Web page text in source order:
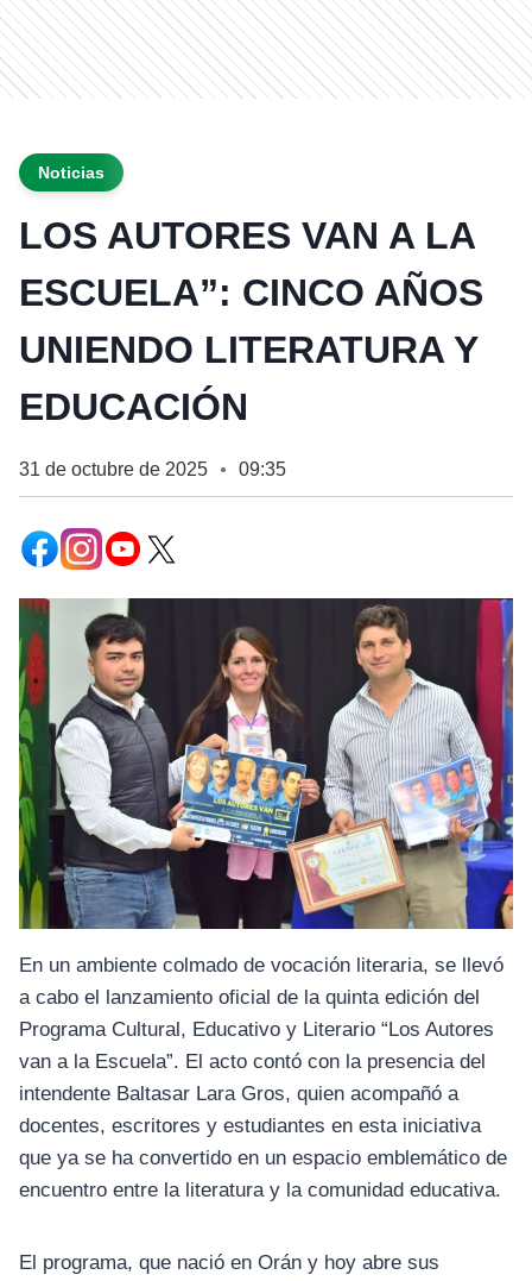
Noticias
LOS AUTORES VAN A LA
ESCUELA”: CINCO AÑOS
UNIENDO LITERATURA Y
EDUCACIÓN
31 de octubre de 2025 ● 09:35
En un ambiente colmado de vocación literaria, se llevó
a cabo el lanzamiento oficial de la quinta edición del
Programa Cultural, Educativo y Literario “Los Autores
van a la Escuela”. El acto contó con la presencia del
intendente Baltasar Lara Gros, quien acompañó a
docentes, escritores y estudiantes en esta iniciativa
que ya se ha convertido en un espacio emblemático de
encuentro entre la literatura y la comunidad educativa.
El programa, que nació en Orán y hoy abre sus